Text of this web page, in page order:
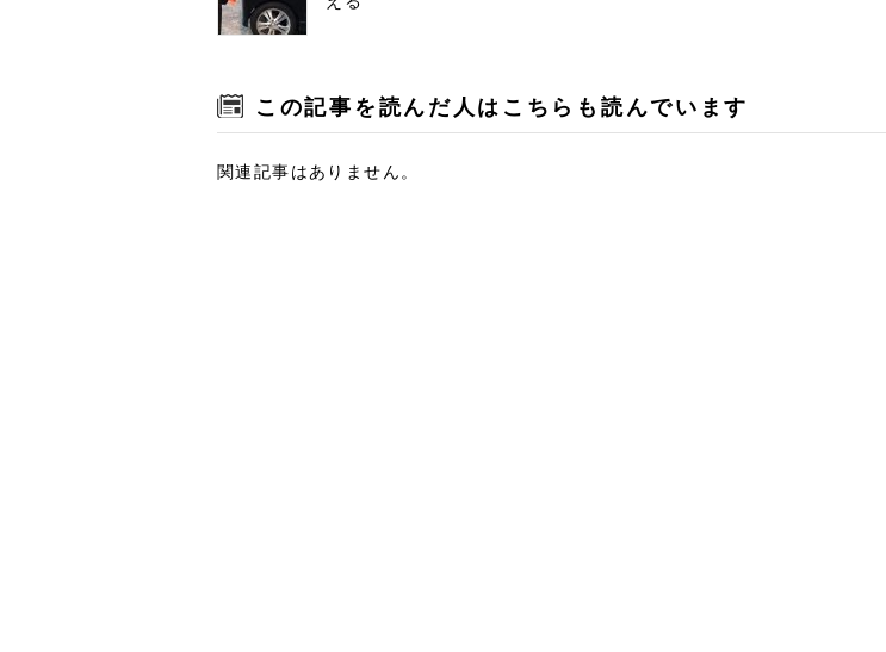
この記事を読んだ人はこちらも読んでいます
関連記事はありません。